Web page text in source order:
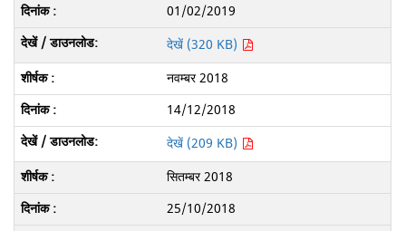
01/02/2019
देखें (320 KB)
नवम्बर 2018
14/12/2018
देखें (209 KB)
सितम्बर 2018
25/10/2018